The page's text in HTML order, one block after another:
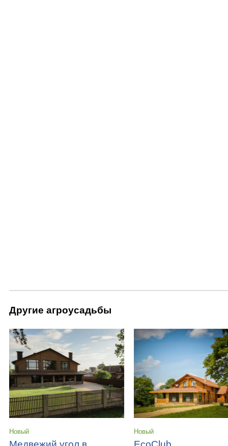
Другие агроусадьбы
Новый Новый